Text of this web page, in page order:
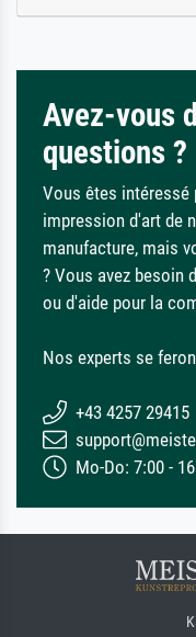
Avez-vous
questions ?
Vous êtes intéressé
impression d'art de
manufacture, mais
? Vous avez besoin
ou d'aide pour la
Nos experts se
+43 4257 29415
Mo-Do: 7:00 -